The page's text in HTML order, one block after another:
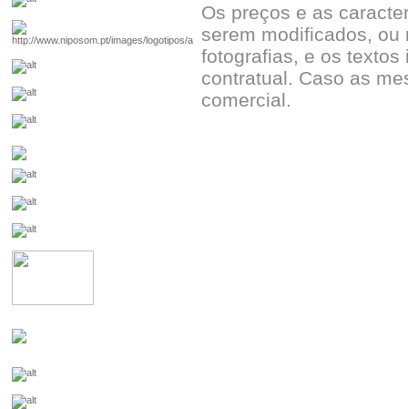
Os preços e as
serem modificados, ou
fotografias, e os
contratual. Caso as
comercial.